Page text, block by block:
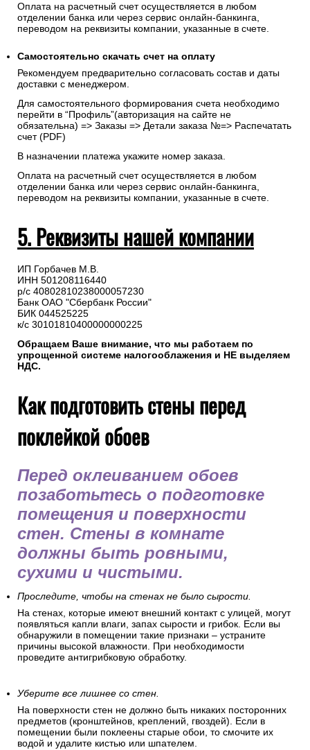
Оплата на расчетный счет осуществляется в любом
отделении банка или через сервис онлайн-банкинга,
переводом на реквизиты компании, указанные в счете.
Самостоятельно скачать счет на оплату
Рекомендуем предварительно согласовать состав и даты
доставки с менеджером.
Для самостоятельного формирования счета необходимо
перейти в “Профиль”(авторизация на сайте не
обязательна) => Заказы => Детали заказа №=> Распечатать
счет (PDF)
В назначении платежа укажите номер заказа.
Оплата на расчетный счет осуществляется в любом
отделении банка или через сервис онлайн-банкинга,
переводом на реквизиты компании, указанные в счете.
5. Реквизиты нашей компании
ИП Горбачев М.В.
ИНН 501208116440
р/с 40802810238000057230
Банк ОАО "Сбербанк России"
БИК 044525225
к/с 30101810400000000225
Обращаем Ваше внимание, что мы работаем по
упрощенной системе налогооблажения и НЕ выделяем
НДС.
Как подготовить стены перед
поклейкой обоев
Перед оклеиванием обоев
позаботьтесь о подготовке
помещения и поверхности
стен. Стены в комнате
должны быть ровными,
сухими и чистыми.
Проследите, чтобы на стенах не было сырости.
На стенах, которые имеют внешний контакт с улицей, могут
появляться капли влаги, запах сырости и грибок. Если вы
обнаружили в помещении такие признаки – устраните
причины высокой влажности. При необходимости
проведите антигрибковую обработку.
Уберите все лишнее со стен.
На поверхности стен не должно быть никаких посторонних
предметов (кронштейнов, креплений, гвоздей). Если в
помещении были поклеены старые обои, то смочите их
водой и удалите кистью или шпателем.